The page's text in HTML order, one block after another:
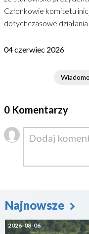
Członkowie komitetu
dotychczasowe
04 czerwiec 2026
0 Komentarzy
Najnowsze
2026-08-06